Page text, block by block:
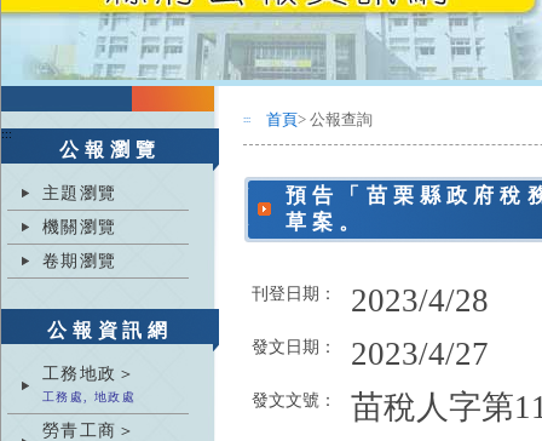
:::
公報瀏覽
主題瀏覽
機關瀏覽
卷期瀏覽
公報資訊網
工務地政＞
工務處, 地政處
勞青工商＞
::: 首頁> 公報查詢
預告「苗栗縣政府稅
草案。
刊登日期： 2023/4/28
發文日期： 2023/4/27
發文文號： 苗稅人字第